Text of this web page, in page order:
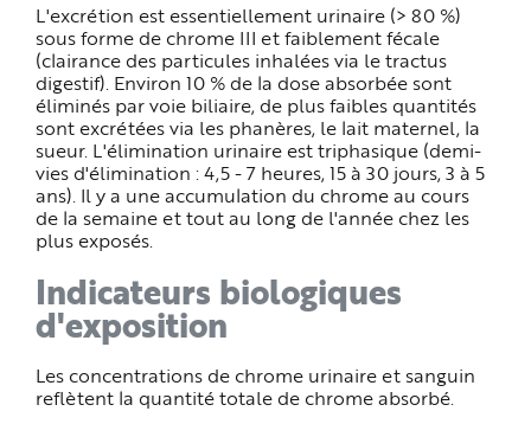
L'excrétion est essentiellement urinaire (> 80 %)
sous forme de chrome III et faiblement fécale
(clairance des particules inhalées via le tractus
digestif). Environ 10 % de la dose absorbée sont
éliminés par voie biliaire, de plus faibles quantités
sont excrétées via les phanères, le lait maternel, la
sueur. L'élimination urinaire est triphasique (demi-
vies d'élimination : 4,5 - 7 heures, 15 à 30 jours, 3 à 5
ans). Il y a une accumulation du chrome au cours
de la semaine et tout au long de l'année chez les
plus exposés.
Indicateurs biologiques
d'exposition
Les concentrations de chrome urinaire et sanguin
reflètent la quantité totale de chrome absorbé.